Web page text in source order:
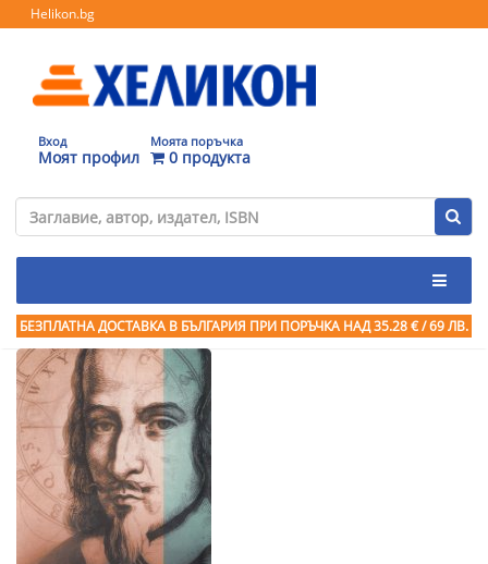
Helikon.bg
Вход
Моят профил
Моята поръчка
0 продукта
БЕЗПЛАТНА ДОСТАВКА В БЪЛГАРИЯ ПРИ ПОРЪЧКА НАД 35.28 € / 69 ЛВ.